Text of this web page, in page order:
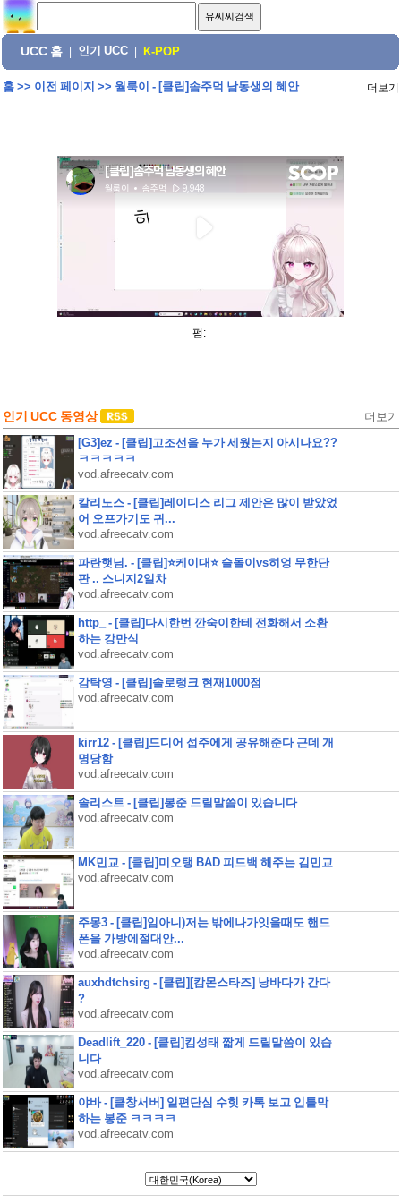
UCC 홈 인기 UCC K-POP
홈>> 이전 페이지 >> 월룩이 - [클립]솜주먹 남동생의 혜안 더보기
펌:
인기 UCC 동영상 더보기
[G3]ez - [클립]고조선을 누가 세웠는지 아시나요??
ㅋㅋㅋㅋㅋ
vod.afreecatv.com
칼리노스 - [클립]레이디스 리그 제안은 많이 받았었
어 오프가기도 귀...
vod.afreecatv.com
파란햇님. - [클립]⭐케이대⭐ 슬돌이vs히엉 무한단
판 .. 스니지2일차
vod.afreecatv.com
http_ - [클립]다시한번 깐숙이한테 전화해서 소환
하는 강만식
vod.afreecatv.com
감탁영 - [클립]솔로랭크 현재1000점
vod.afreecatv.com
kirr12 - [클립]드디어 섭주에게 공유해준다 근데 개
명당함
vod.afreecatv.com
솔리스트 - [클립]봉준 드릴말씀이 있습니다
vod.afreecatv.com
MK민교 - [클립]미오탱 BAD 피드백 해주는 김민교
vod.afreecatv.com
주몽3 - [클립]임아니)저는 밖에나가잇을때도 핸드
폰을 가방에절대안...
vod.afreecatv.com
auxhdtchsirg - [클립][캄몬스타즈] 낭바다가 간다
?
vod.afreecatv.com
Deadlift_220 - [클립]킴성태 짧게 드릴말씀이 있습
니다
vod.afreecatv.com
야바 - [클창서버] 일편단심 수힛 카톡 보고 입틀막
하는 봉준 ㅋㅋㅋㅋ
vod.afreecatv.com